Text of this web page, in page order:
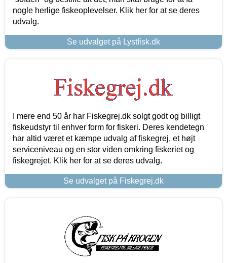
nogle herlige fiskeoplevelser. Klik her for at se deres
udvalg.
Se udvalget på Lystfisk.dk
I mere end 50 år har Fiskegrej.dk solgt godt og billigt
fiskeudstyr til enhver form for fiskeri. Deres kendetegn
har altid været et kæmpe udvalg af fiskegrej, et højt
serviceniveau og en stor viden omkring fiskeriet og
fiskegrejet. Klik her for at se deres udvalg.
Se udvalget på Fiskegrej.dk